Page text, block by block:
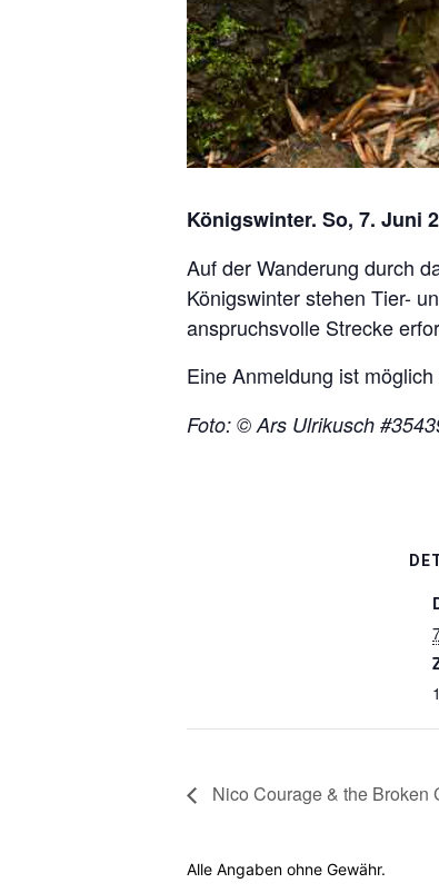
Königswinter. So, 7. Juni
Auf der Wanderung durch
Königswinter stehen Tier-
anspruchsvolle Strecke
Eine Anmeldung ist
Foto: © Ars Ulrikusch
Nico Courage & the Broken
Alle Angaben ohne Gewähr.